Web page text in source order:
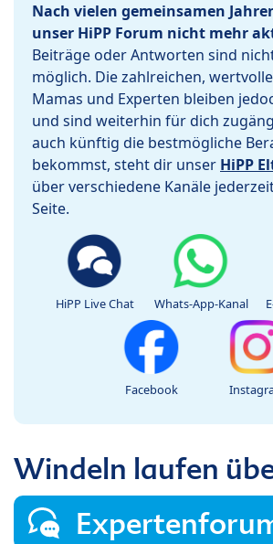
Nach vielen gemeinsamen
unser HiPP Forum nicht mehr
Beiträge oder Antworten sind
möglich. Die zahlreichen,
Mamas und Experten bleiben
und sind weiterhin für dich
auch künftig die bestmögliche
bekommst, steht dir unser HiPP
über verschiedene Kanäle
Seite.
HiPP Live Chat Whats-App-Kanal
Facebook
Windeln laufen